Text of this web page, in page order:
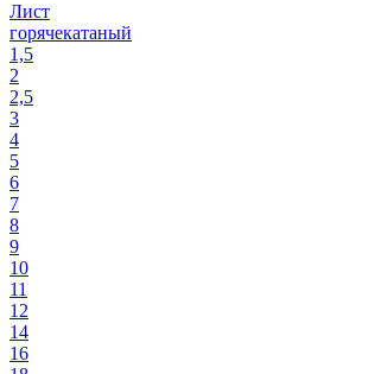
Лист
горячекатаный
1,5
2
2,5
3
4
5
6
7
8
9
10
11
12
14
16